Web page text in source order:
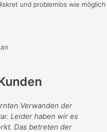
und problemlos wie möglich
Verwanden der
Leider haben wir es
Das betreten der